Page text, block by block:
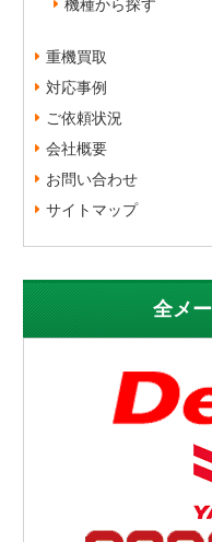
重機買取
対応事例
ご依頼状況
会社概要
お問い合わせ
サイトマップ
全メ